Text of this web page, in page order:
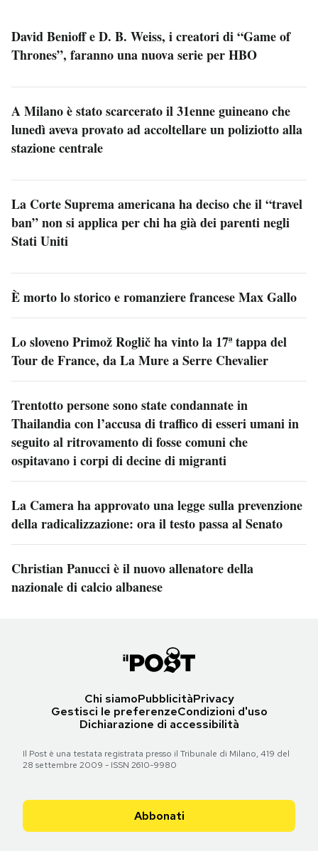
David Benioff e D. B. Weiss, i creatori di “Game of
Thrones”, faranno una nuova serie per HBO
A Milano è stato scarcerato il 31enne guineano che
lunedì aveva provato ad accoltellare un poliziotto alla
stazione centrale
La Corte Suprema americana ha deciso che il “travel
ban” non si applica per chi ha già dei parenti negli
Stati Uniti
È morto lo storico e romanziere francese Max Gallo
Lo sloveno Primož Roglič ha vinto la 17ª tappa del
Tour de France, da La Mure a Serre Chevalier
Trentotto persone sono state condannate in
Thailandia con l’accusa di traffico di esseri umani in
seguito al ritrovamento di fosse comuni che
ospitavano i corpi di decine di migranti
La Camera ha approvato una legge sulla prevenzione
della radicalizzazione: ora il testo passa al Senato
Christian Panucci è il nuovo allenatore della
nazionale di calcio albanese
Chi siamoPubblicitàPrivacy
Gestisci le preferenzeCondizioni d'uso
Dichiarazione di accessibilità
Il Post è una testata registrata presso il Tribunale di Milano, 419 del
28 settembre 2009 - ISSN 2610-9980
Abbonati